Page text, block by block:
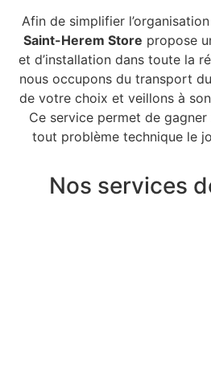
Afin de simplifier
Saint-Herem Store propose
et d’installation dans toute la
nous occupons du transport
de votre choix et veillons à
Ce service permet de gagner
tout problème technique le
Nos services